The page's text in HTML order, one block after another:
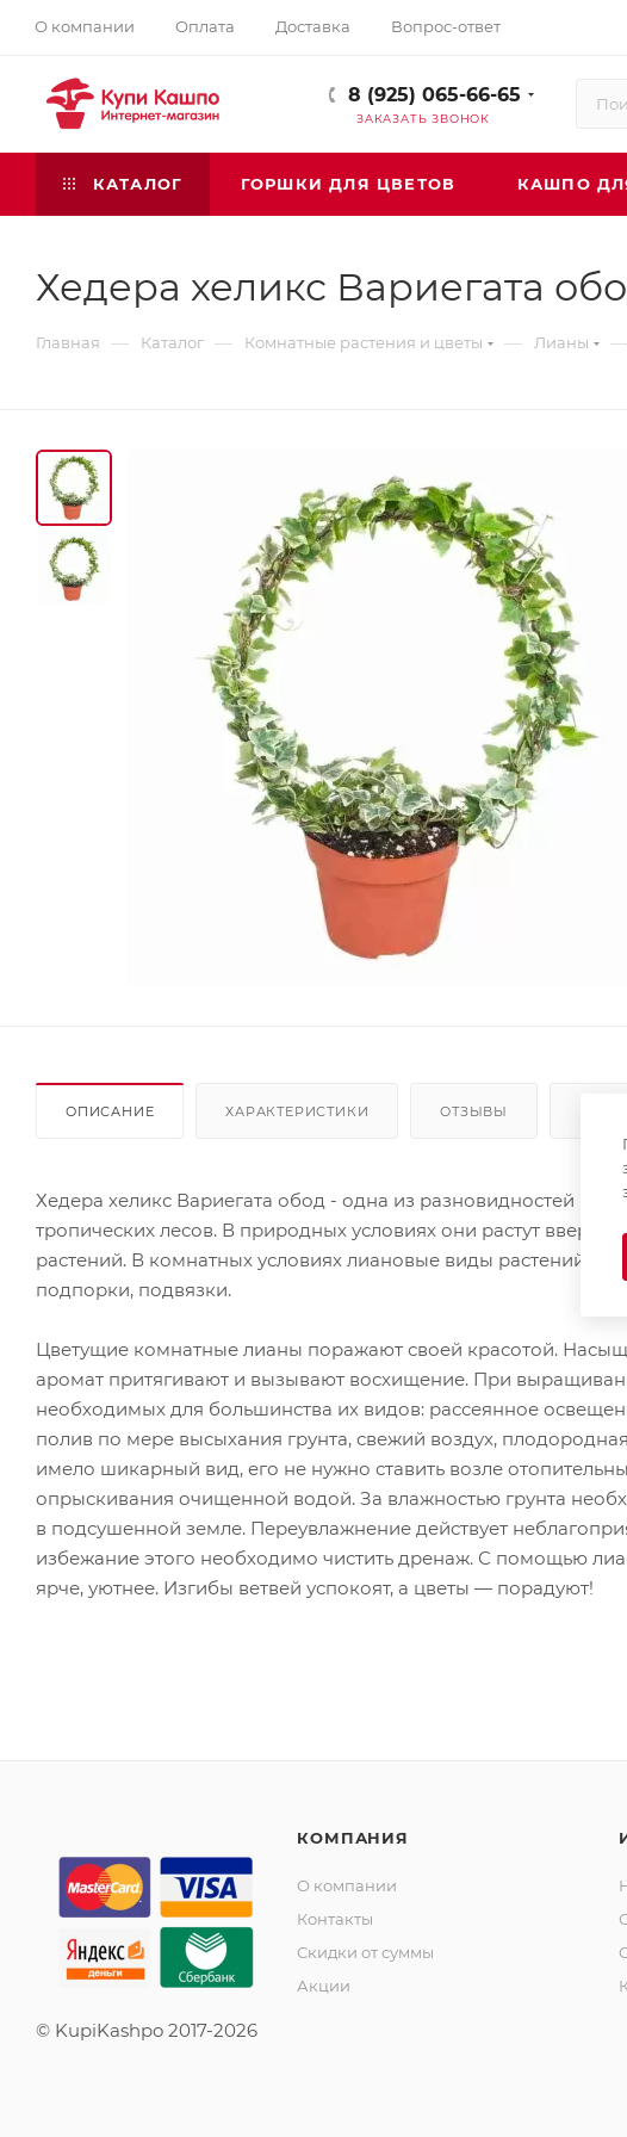
О компании Оплата Доставка Вопрос-ответ
8 (925) 065-66-65
ЗАКАЗАТЬ ЗВОНОК
КАТАЛОГ ГОРШКИ ДЛЯ ЦВЕТОВ КАШПО
Хедера хеликс Вариегата
Главная — Каталог — Комнатные растения и цветы — Лианы —
ОПИСАНИЕ ХАРАКТЕРИСТИКИ ОТЗЫВЫ
Хедера хеликс Вариегата обод - одна из разновидностей
тропических лесов. В природных условиях они растут вверх,
растений. В комнатных условиях лиановые виды растений
подпорки, подвязки.
Цветущие комнатные лианы поражают своей красотой.
аромат притягивают и вызывают восхищение. При
необходимых для большинства их видов: рассеянное
полив по мере высыхания грунта, свежий воздух,
имело шикарный вид, его не нужно ставить возле
опрыскивания очищенной водой. За влажностью грунта
в подсушенной земле. Переувлажнение действует
избежание этого необходимо чистить дренаж. С помощью
ярче, уютнее. Изгибы ветвей успокоят, а цветы — порадуют!
© KupiKashpo 2017-2026
КОМПАНИЯ
О компании
Контакты
Скидки от суммы
Акции